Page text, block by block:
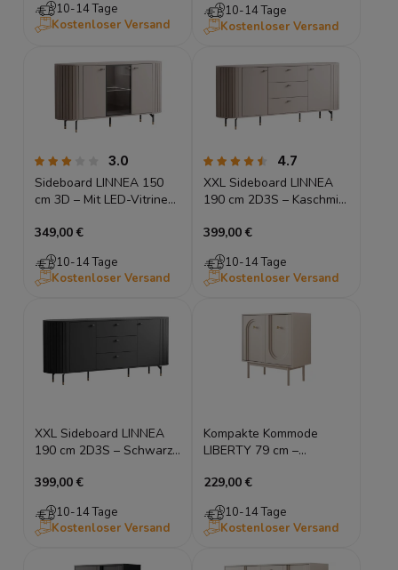
10-14 Tage
Kostenloser Versand
10-14 Tage
Kostenloser Versand
3.0
Sideboard LINNEA 150
cm 3D – Mit LED-Vitrine
349,00 €
10-14 Tage
Kostenloser Versand
4.7
XXL Sideboard LINNEA
190 cm 2D3S – Kaschmir
Lamellen
399,00 €
10-14 Tage
Kostenloser Versand
XXL Sideboard LINNEA
190 cm 2D3S – Schwarz
Lamellen
399,00 €
10-14 Tage
Kostenloser Versand
Kompakte Kommode
LIBERTY 79 cm –
229,00 €
10-14 Tage
Kostenloser Versand